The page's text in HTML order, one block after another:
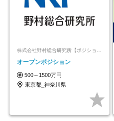
オープンポジション
500～1500万円
東京都_神奈川県